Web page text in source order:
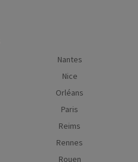
Nantes
Nice
Orléans
Paris
Reims
Rennes
Rouen